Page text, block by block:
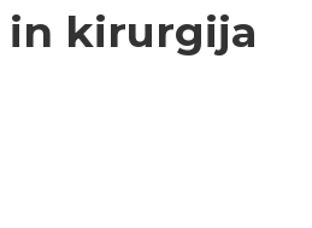
in kirurgija